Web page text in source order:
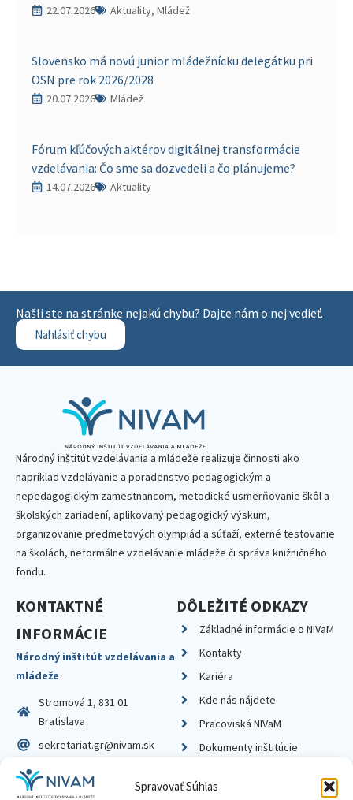
Spravovať Súhlas
22.07.2026 Aktuality, Mládež
Slovensko má novú junior mládežnícku delegátku pri
OSN pre rok 2026/2028
20.07.2026 Mládež
Fórum kľúčových aktérov digitálnej transformácie
vzdelávania: Čo sme sa dozvedeli a čo plánujeme?
14.07.2026 Aktuality
Našli ste na stránke nejakú chybu? Dajte nám o nej vedieť.
Nahlásiť chybu
Národný inštitút vzdelávania a mládeže realizuje činnosti ako
napríklad vzdelávanie a poradenstvo pedagogickým a
nepedagogickým zamestnancom, metodické usmerňovanie škôl a
školských zariadení, aplikovaný pedagogický výskum,
organizovanie predmetových olympiád a súťaží, externé testovanie
na školách, neformálne vzdelávanie mládeže či správa knižničného
fondu.
KONTAKTNÉ
INFORMÁCIE
Národný inštitút vzdelávania a
mládeže
Stromová 1, 831 01
Bratislava
sekretariat.gr@nivam.sk
IČO: 00164348
DIČ: 2020798714
DÔLEŽITÉ ODKAZY
Základné informácie o NIVaM
Kontakty
Kariéra
Kde nás nájdete
Pracoviská NIVaM
Dokumenty inštitúcie